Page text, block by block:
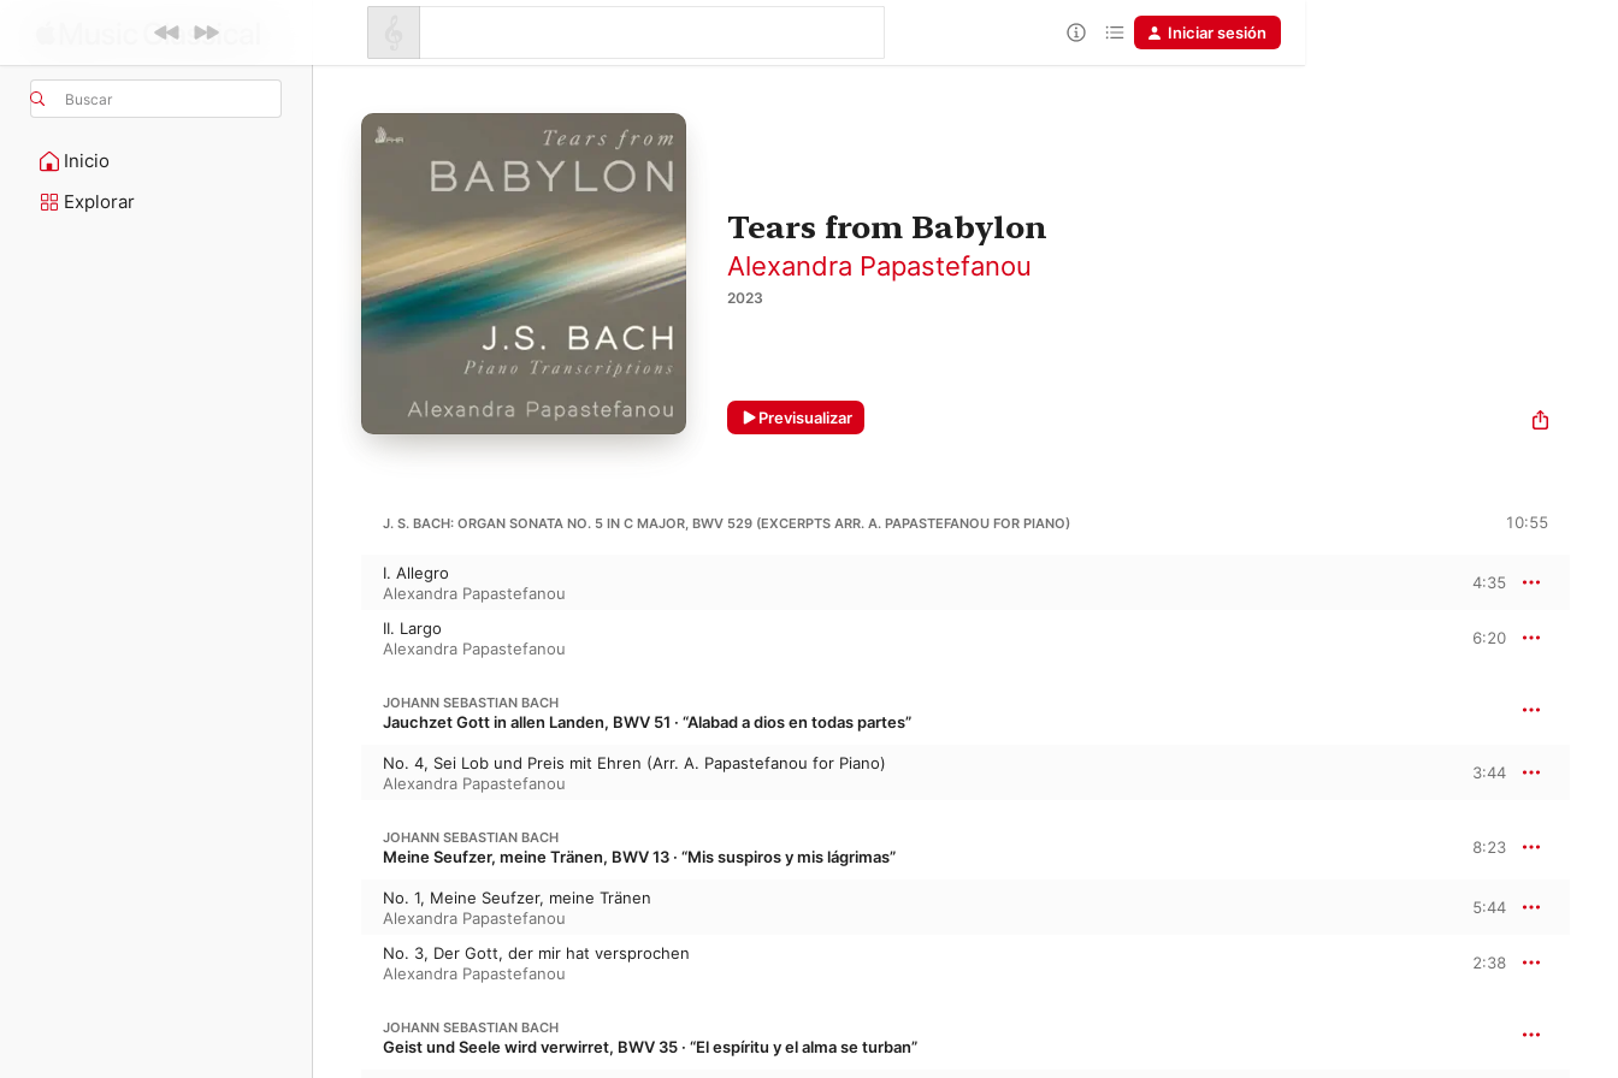
Buscar
Inicio
Explorar
Iniciar sesión
Tears from Babylon
Alexandra Papastefanou
2023
Previsualizar
J. S. BACH: ORGAN SONATA NO. 5 IN C MAJOR, BWV 529 (EXCERPTS ARR. A. PAPASTEFANOU FOR PIANO) 10:55
I. Allegro
Alexandra Papastefanou
4:35
II. Largo
Alexandra Papastefanou
6:20
JOHANN SEBASTIAN BACH
Jauchzet Gott in allen Landen, BWV 51 · “Alabad a dios en todas partes”
No. 4, Sei Lob und Preis mit Ehren (Arr. A. Papastefanou for Piano)
Alexandra Papastefanou
3:44
JOHANN SEBASTIAN BACH
Meine Seufzer, meine Tränen, BWV 13 · “Mis suspiros y mis lágrimas” 8:23
No. 1, Meine Seufzer, meine Tränen
Alexandra Papastefanou
5:44
No. 3, Der Gott, der mir hat versprochen
Alexandra Papastefanou
2:38
JOHANN SEBASTIAN BACH
Geist und Seele wird verwirret, BWV 35 · “El espíritu y el alma se turban”